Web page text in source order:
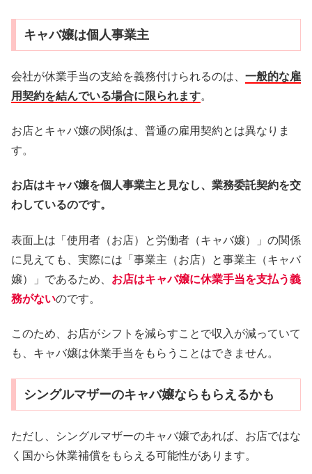
キャバ嬢は個人事業主
会社が休業手当の支給を義務付けられるのは、 一般的な雇
用契約を結んでいる場合に限られます。
お店とキャバ嬢の関係は、普通の雇用契約とは異なりま
す。
お店はキャバ嬢を個人事業主と見なし、業務委託契約を交
わしているのです。
表面上は「使用者（お店）と労働者（キャバ嬢）」の関係
に見えても、実際には「事業主（お店）と事業主（キャバ
嬢）」であるため、 お店はキャバ嬢に休業手当を支払う義
務がないのです。
このため、お店がシフトを減らすことで収入が減っていて
も、キャバ嬢は休業手当をもらうことはできません。
シングルマザーのキャバ嬢ならもらえるかも
ただし、シングルマザーのキャバ嬢であれば、お店ではな
く国から休業補償をもらえる可能性があります。